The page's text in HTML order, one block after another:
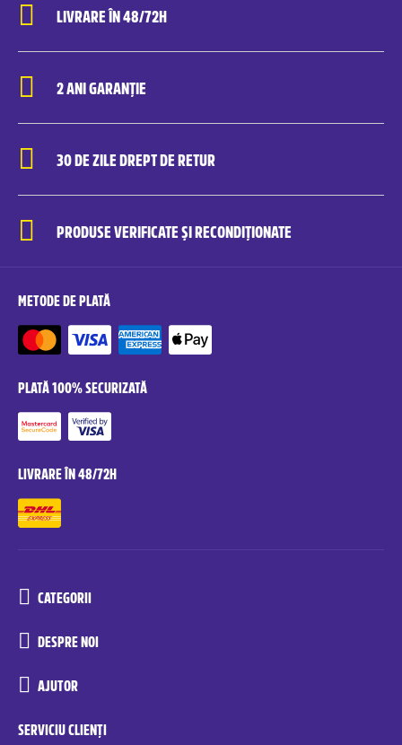
LIVRARE ÎN 48/72H
2 ANI GARANȚIE
30 DE ZILE DREPT DE RETUR
PRODUSE VERIFICATE ȘI RECONDIȚIONATE
METODE DE PLATĂ
PLATĂ 100% SECURIZATĂ
LIVRARE ÎN 48/72H
CATEGORII
DESPRE NOI
AJUTOR
SERVICIU CLIENȚI